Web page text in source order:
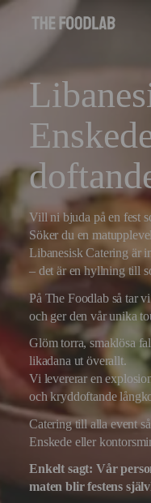
Vill ni bjuda på en fest
Söker du en
Libanesisk Catering är
– det är en hyllning till
På The Foodlab så tar
och ger den vår unika
Glöm torra, smaklösa
likadana ut överallt.
Vi levererar en
och kryddoftande
Catering till alla event
Enskede eller
Enkelt sagt: Vår
maten blir festens